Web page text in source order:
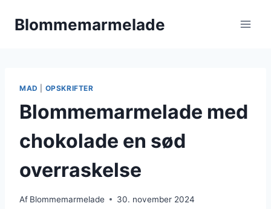
Blommemarmelade
MAD OPSKRIFTER
Blommemarmelade med
chokolade en sød
overraskelse
Af Blommemarmelade 30. november 2024